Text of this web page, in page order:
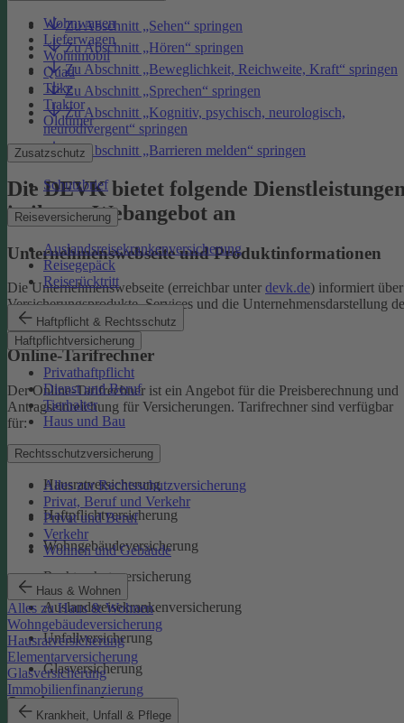
Wohnwagen
Lieferwagen
Wohnmobil
Quad
Trike
Traktor
Oldtimer
Zusatzschutz
Schutzbrief
Reiseversicherung
Auslandsreisekrankenversicherung
Reisegepäck
Reiserücktritt
Haftpflicht & Rechtsschutz
Haftpflichtversicherung
Privathaftpflicht
Dienst und Beruf
Tierhalter
Haus und Bau
Rechtsschutzversicherung
Alles zur Rechtsschutzversicherung
Privat, Beruf und Verkehr
Privat und Beruf
Verkehr
Wohnen und Gebäude
Haus & Wohnen
Alles zu Haus & Wohnen
Wohngebäudeversicherung
Hausratversicherung
Elementarversicherung
Glasversicherung
Immobilienfinanzierung
Krankheit, Unfall & Pflege
Zu Abschnitt „Sehen“ springen
Zu Abschnitt „Hören“ springen
Zu Abschnitt „Beweglichkeit, Reichweite, Kraft“ springen
Zu Abschnitt „Sprechen“ springen
Zu Abschnitt „Kognitiv, psychisch, neurologisch,
neurodivergent“ springen
Zu Abschnitt „Barrieren melden“ springen
Die DEVK bietet folgende
in ihrem Webangebot an
Unternehmenswebseite und Produktinformationen
Die Unternehmenswebseite (erreichbar unter devk.de) informiert über
Versicherungsprodukte, Services und die Unternehmensdarstellung
DEVK.
Online-Tarifrechner
Der Online-Tarifrechner ist ein Angebot für die Preisberechnung und
Antragseinreichung für Versicherungen. Tarifrechner sind verfügbar
für:
Kfz-Versicherungen
Hausratversicherung
Haftpflichtversicherung
Wohngebäudeversicherung
Rechtsschutzversicherung
Auslandsreisekrankenversicherung
Unfallversicherung
Glasversicherung
Serviceportal